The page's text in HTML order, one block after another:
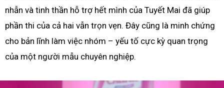
nhẫn và tinh thần hỗ trợ hết mình của Tuyết Mai đã giúp
phần thi của cả hai vẫn trọn vẹn. Đây cũng là minh chứng
cho bản lĩnh làm việc nhóm – yếu tố cực kỳ quan trọng
của một người mẫu chuyên nghiệp.